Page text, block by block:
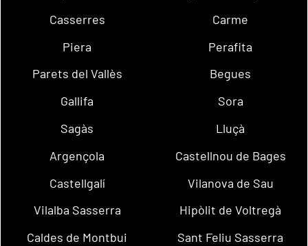
Casserres
Carme
Piera
Perafita
Parets del Vallès
Begues
Gallifa
Sora
Sagàs
Lluçà
Argençola
Castellnou de Bages
Castellgalí
Vilanova de Sau
Vilalba Sasserra
Hipòlit de Voltregà
Caldes de Montbui
Sant Feliu Sasserra